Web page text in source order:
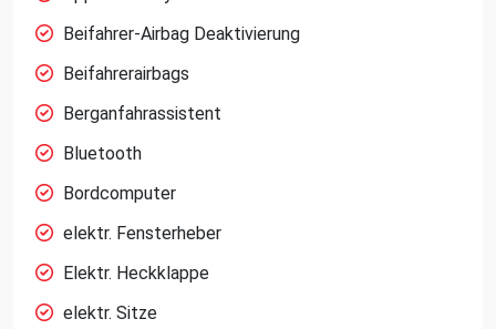
Beifahrer-Airbag Deaktivierung
Beifahrerairbags
Berganfahrassistent
Bluetooth
Bordcomputer
elektr. Fensterheber
Elektr. Heckklappe
elektr. Sitze